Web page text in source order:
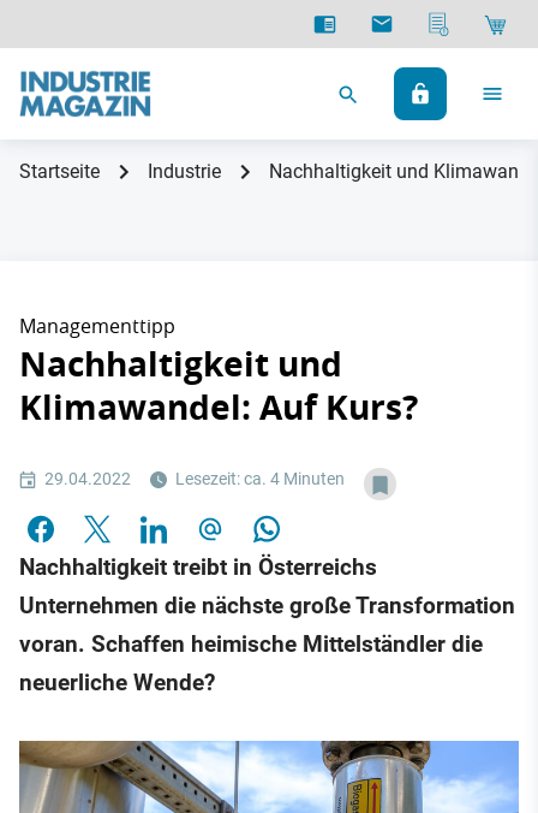
Startseite Industrie Nachhaltigkeit und
Managementtipp
Nachhaltigkeit und
Klimawandel: Auf Kurs?
29.04.2022 Lesezeit: ca. 4 Minuten
Nachhaltigkeit treibt in Österreichs
Unternehmen die nächste große Transformation
voran. Schaffen heimische Mittelständler die
neuerliche Wende?